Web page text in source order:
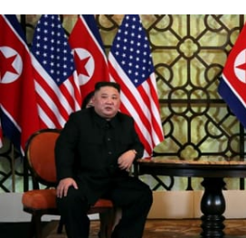
ناس
فن
رياضة